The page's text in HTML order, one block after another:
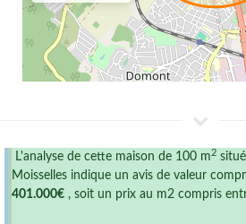
L'analyse de cette maison de 100 m 2
Moisselles indique un avis de valeur
401.000€ , soit un prix au m2 compris